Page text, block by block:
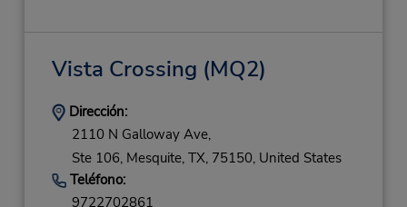
Vista Crossing (MQ2)
Dirección:
2110 N Galloway Ave,
Ste 106, Mesquite, TX, 75150, United States
Teléfono:
9722702861